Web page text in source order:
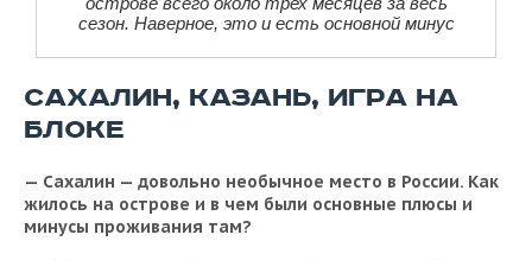
сезон. Наверное, это и есть основной минус
САХАЛИН, КАЗАНЬ, ИГРА НА
БЛОКЕ
— Сахалин — довольно необычное место в России. Как
жилось на острове и в чем были основные плюсы и
минусы проживания там?